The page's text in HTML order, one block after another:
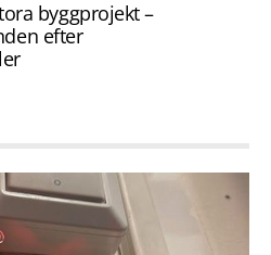
byggprojekt –
efter